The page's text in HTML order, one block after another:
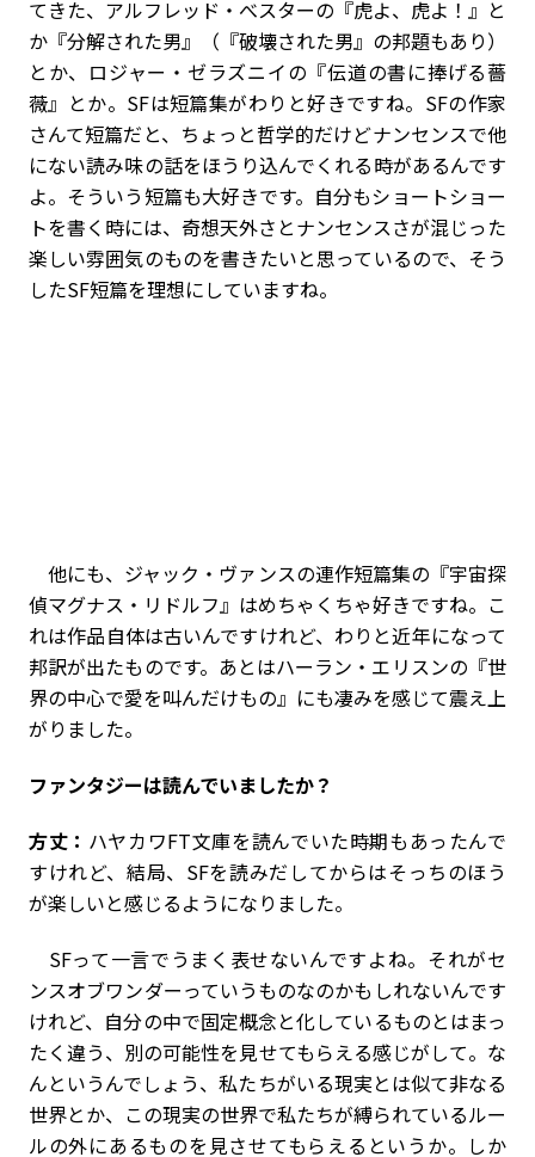
てきた、アルフレッド・べスターの『虎よ、虎よ！』と
か『分解された男』（『破壊された男』の邦題もあり）
とか、ロジャー・ゼラズニイの『伝道の書に捧げる薔
薇』とか。SFは短篇集がわりと好きですね。SFの作家
さんて短篇だと、ちょっと哲学的だけどナンセンスで他
にない読み味の話をほうり込んでくれる時があるんです
よ。そういう短篇も大好きです。自分もショートショー
トを書く時には、奇想天外さとナンセンスさが混じった
楽しい雰囲気のものを書きたいと思っているので、そう
したSF短篇を理想にしていますね。
他にも、ジャック・ヴァンスの連作短篇集の『宇宙探
偵マグナス・リドルフ』はめちゃくちゃ好きですね。こ
れは作品自体は古いんですけれど、わりと近年になって
邦訳が出たものです。あとはハーラン・エリスンの『世
界の中心で愛を叫んだけもの』にも凄みを感じて震え上
がりました。
――ファンタジーは読んでいましたか？
方丈： ハヤカワFT文庫を読んでいた時期もあったんで
すけれど、結局、SFを読みだしてからはそっちのほう
が楽しいと感じるようになりました。
SFって一言でうまく表せないんですよね。それがセ
ンスオブワンダーっていうものなのかもしれないんです
けれど、自分の中で固定概念と化しているものとはまっ
たく違う、別の可能性を見せてもらえる感じがして。な
んというんでしょう、私たちがいる現実とは似て非なる
世界とか、この現実の世界で私たちが縛られているルー
ルの外にあるものを見させてもらえるというか。しか